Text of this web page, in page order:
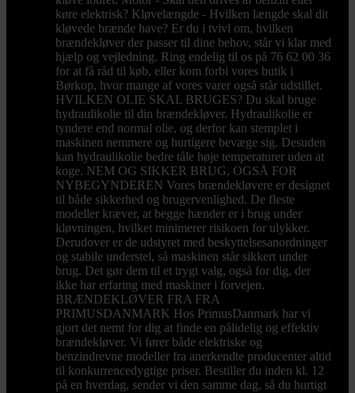
køre elektrisk? Kløvelængde - Hvilken længde skal dit
kløvede brænde have? Er du i tvivl om, hvilken
brændekløver der passer til dine behov, står vi klar med
hjælp og vejledning. Ring endelig til os på 76 62 00 36
for at få råd til køb, eller kom forbi vores butik i
Børkop, hvor mange af vores varer også står udstillet.
HVILKEN OLIE SKAL BRUGES? Du skal bruge
hydraulikolie til din brændekløver. Hydraulikolie er
tyndere end normal olie, og derfor kan stemplet i
maskinen nemmere og hurtigere bevæge sig. Desuden
kan hydraulikolie bedre tåle høje temperaturer uden at
koge. NEM OG SIKKER BRUG, OGSÅ FOR
NYBEGYNDEREN Vores brændekløvere er designet
til både sikkerhed og brugervenlighed. De fleste
modeller kræver, at begge hænder er i brug under
kløvningen, hvilket minimerer risikoen for ulykker.
Derudover er de udstyret med beskyttelsesanordninger
og stabile understel, så maskinen står sikkert under
brug. Det gør dem til et trygt valg, også for dig, der
ikke har erfaring med maskiner i forvejen.
BRÆNDEKLØVER FRA FRA
PRIMUSDANMARK Hos PrimusDanmark har vi
gjort det nemt for dig at finde en pålidelig og effektiv
brændekløver. Vi fører både elektriske og
benzindrevne modeller fra anerkendte producenter altid
til konkurrencedygtige priser. Bestiller du inden kl. 12
på en hverdag, sender vi den samme dag, så du hurtigt